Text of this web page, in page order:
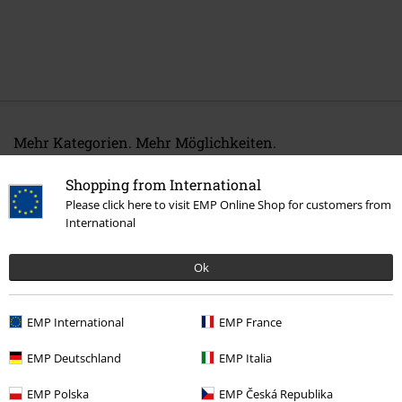
Shopping from International
Please click here to visit EMP Online Shop for customers from
International
Ok
EMP International EMP France
EMP Deutschland EMP Italia
EMP Polska EMP Česká Republika
Mehr Kategorien. Mehr Möglichkeiten.
Sale % Medien Vinyl
Band Merch Top Bands Immolation
E-Mail Newsletter
Greif einen 15%* Gutschein ab, wenn du dich